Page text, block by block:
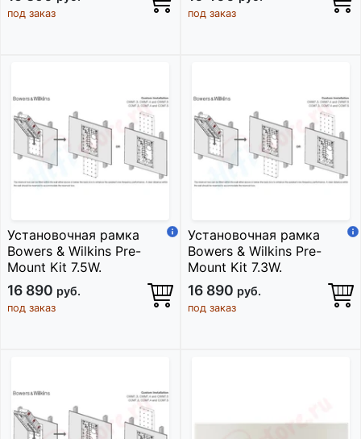
под заказ под заказ
Установочная рамка
Bowers & Wilkins Pre-
Mount Kit 7.5W.
16 890 руб.
под заказ
Установочная рамка
Bowers & Wilkins Pre-
Mount Kit 7.3W.
16 890 руб.
под заказ